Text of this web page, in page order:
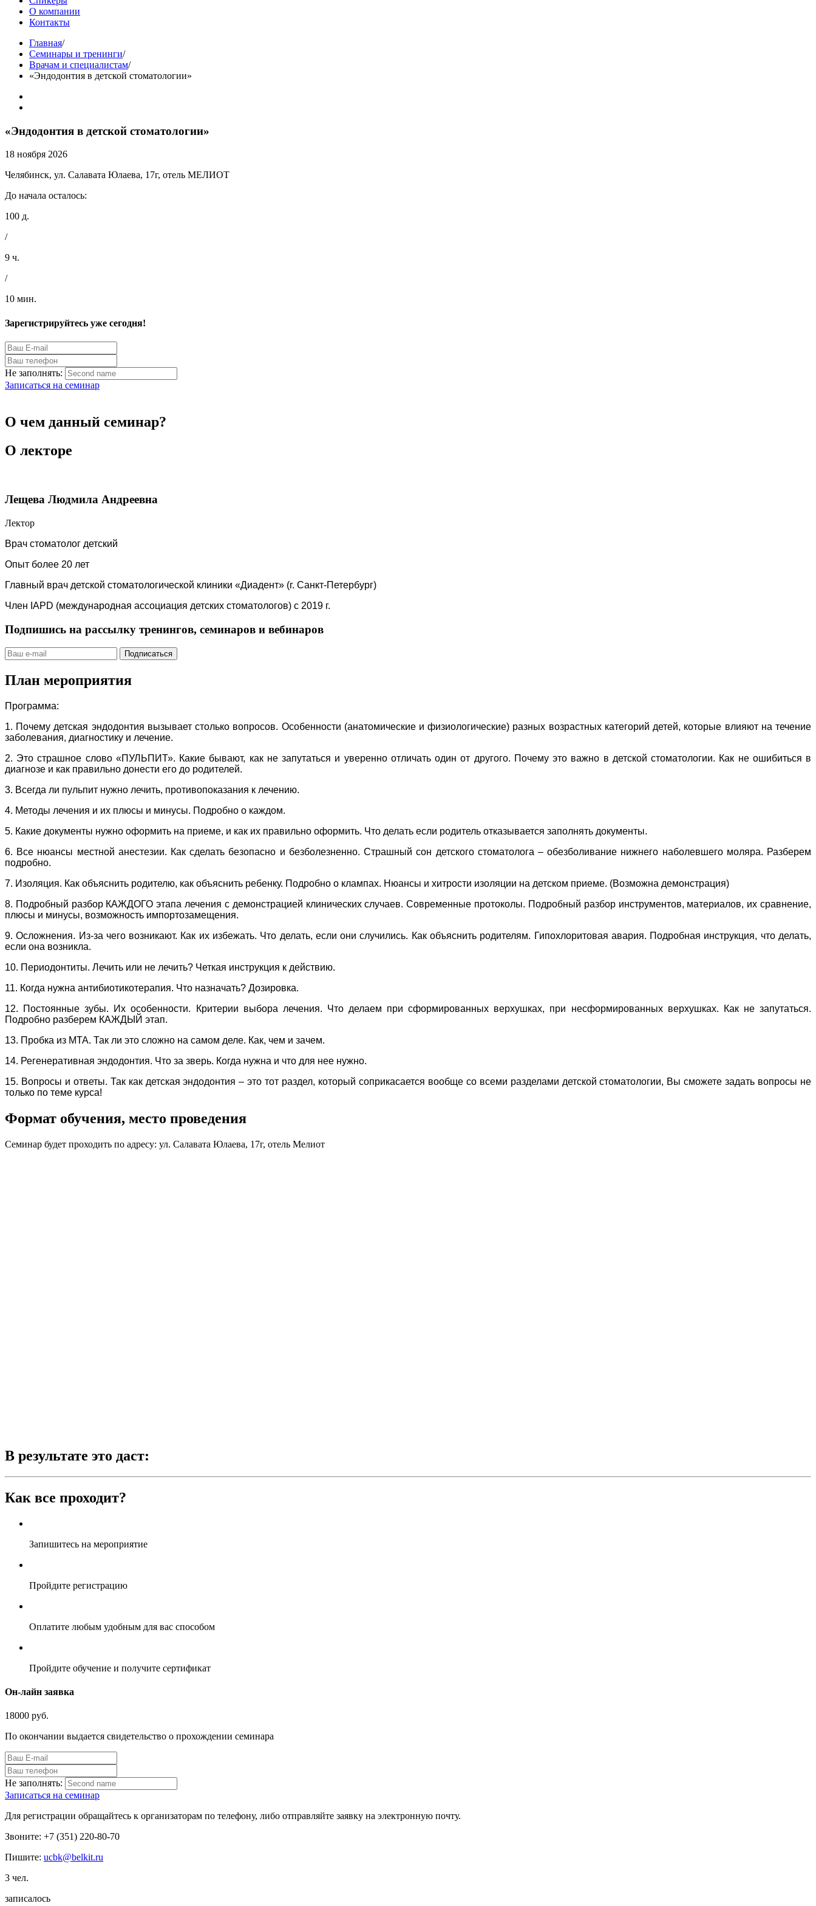
О компании
Контакты
Главная/
Семинары и тренинги/
Врачам и специалистам/
«Эндодонтия в детской стоматологии»
«Эндодонтия в детской стоматологии»
18 ноября 2026
Челябинск, ул. Салавата Юлаева, 17г, отель МЕЛИОТ
До начала осталось:
100 д.
/
9 ч.
/
10 мин.
Зарегистрируйтесь уже сегодня!
Не заполнять:
Записаться на семинар
О чем данный семинар?
О лекторе
Лещева Людмила Андреевна
Лектор
Врач стоматолог детский
Опыт более 20 лет
Главный врач детской стоматологической клиники «Диадент» (г. Санкт-Петербург)
Член IAPD (международная ассоциация детских стоматологов) с 2019 г.
Подпишись на рассылку тренингов, семинаров и вебинаров
Подписаться
План мероприятия
Программа:
1. Почему детская эндодонтия вызывает столько вопросов. Особенности (анатомические и физиологические) разных возрастных категорий детей, которые влияют на течение
заболевания, диагностику и лечение.
2. Это страшное слово «ПУЛЬПИТ». Какие бывают, как не запутаться и уверенно отличать один от другого. Почему это важно в детской стоматологии. Как не ошибиться в
диагнозе и как правильно донести его до родителей.
3. Всегда ли пульпит нужно лечить, противопоказания к лечению.
4. Методы лечения и их плюсы и минусы. Подробно о каждом.
5. Какие документы нужно оформить на приеме, и как их правильно оформить. Что делать если родитель отказывается заполнять документы.
6. Все нюансы местной анестезии. Как сделать безопасно и безболезненно. Страшный сон детского стоматолога – обезболивание нижнего наболевшего моляра. Разберем
подробно.
7. Изоляция. Как объяснить родителю, как объяснить ребенку. Подробно о клампах. Нюансы и хитрости изоляции на детском приеме. (Возможна демонстрация)
8. Подробный разбор КАЖДОГО этапа лечения с демонстрацией клинических случаев. Современные протоколы. Подробный разбор инструментов, материалов, их сравнение,
плюсы и минусы, возможность импортозамещения.
9. Осложнения. Из-за чего возникают. Как их избежать. Что делать, если они случились. Как объяснить родителям. Гипохлоритовая авария. Подробная инструкция, что делать,
если она возникла.
10. Периодонтиты. Лечить или не лечить? Четкая инструкция к действию.
11. Когда нужна антибиотикотерапия. Что назначать? Дозировка.
12. Постоянные зубы. Их особенности. Критерии выбора лечения. Что делаем при сформированных верхушках, при несформированных верхушках. Как не запутаться.
Подробно разберем КАЖДЫЙ этап.
13. Пробка из МТА. Так ли это сложно на самом деле. Как, чем и зачем.
14. Регенеративная эндодонтия. Что за зверь. Когда нужна и что для нее нужно.
15. Вопросы и ответы. Так как детская эндодонтия – это тот раздел, который соприкасается вообще со всеми разделами детской стоматологии, Вы сможете задать вопросы не
только по теме курса!
Формат обучения, место проведения
Семинар будет проходить по адресу: ул. Салавата Юлаева, 17г, отель Мелиот
В результате это даст:
Как все проходит?
Запишитесь на мероприятие
Пройдите регистрацию
Оплатите любым удобным для вас способом
Пройдите обучение и получите сертификат
Он-лайн заявка
18000 руб.
По окончании выдается свидетельство о прохождении семинара
Не заполнять:
Записаться на семинар
Для регистрации обращайтесь к организаторам по телефону, либо отправляйте заявку на электронную почту.
Звоните: +7 (351) 220-80-70
Пишите: ucbk@belkit.ru
3 чел.
записалось